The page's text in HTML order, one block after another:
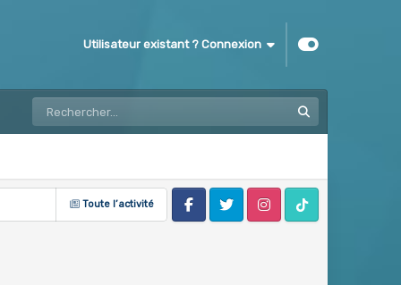
Utilisateur existant ? Connexion
Toute l’activité
FacebookTwitter InstagramTik Tok